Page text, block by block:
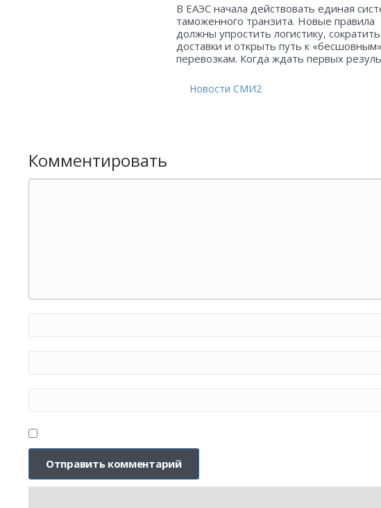
В ЕАЭС начала действовать единая
таможенного транзита. Новые правила
должны упростить логистику,
доставки и открыть путь к «бесшовным»
перевозкам. Когда ждать первых
Новости СМИ2
Комментировать